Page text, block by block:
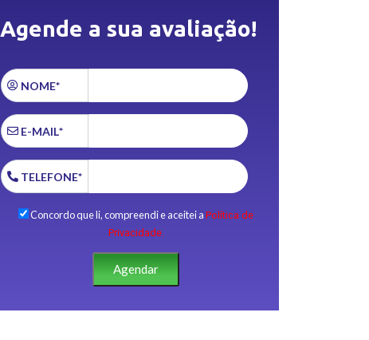
Agende a sua avaliação!
NOME*
E-MAIL*
TELEFONE*
Concordo que li, compreendi e aceitei aPolítica de
Privacidade.
Agendar